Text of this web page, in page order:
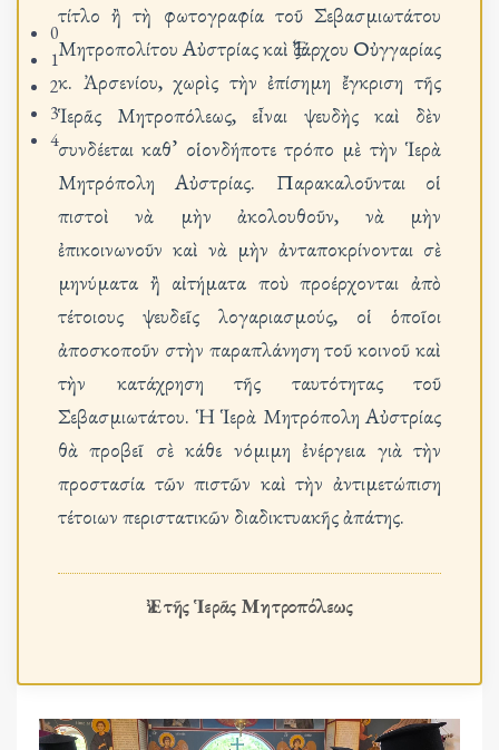
Ἑορτὴ τῆς Μεταμορφώσεως τοῦ Σωτῆρος στὴν Ἱερὰ Βασιλικὴ Μονὴ Μεταμορφώσεως τοῦ Σωτῆρος Μεγάλου Μετεώρου (2)
0
1
2
3
4
τίτλο ἢ τὴ φωτογραφία τοῦ Σεβασμιωτάτου
Μητροπολίτου Αὐστρίας καὶ Ἐξάρχου Οὐγγαρίας
κ. Ἀρσενίου, χωρὶς τὴν ἐπίσημη ἔγκριση τῆς
Ἱερᾶς Μητροπόλεως, εἶναι ψευδὴς καὶ δὲν
συνδέεται καθ’ οἱονδήποτε τρόπο μὲ τὴν Ἱερὰ
Μητρόπολη Αὐστρίας. Παρακαλοῦνται οἱ
πιστοὶ νὰ μὴν ἀκολουθοῦν, νὰ μὴν
ἐπικοινωνοῦν καὶ νὰ μὴν ἀνταποκρίνονται σὲ
μηνύματα ἢ αἰτήματα ποὺ προέρχονται ἀπὸ
τέτοιους ψευδεῖς λογαριασμούς, οἱ ὁποῖοι
ἀποσκοποῦν στὴν παραπλάνηση τοῦ κοινοῦ καὶ
τὴν κατάχρηση τῆς ταυτότητας τοῦ
Σεβασμιωτάτου. Ἡ Ἱερὰ Μητρόπολη Αὐστρίας
θὰ προβεῖ σὲ κάθε νόμιμη ἐνέργεια γιὰ τὴν
προστασία τῶν πιστῶν καὶ τὴν ἀντιμετώπιση
τέτοιων περιστατικῶν διαδικτυακῆς ἀπάτης.
Ἐκ τῆς Ἱερᾶς Μητροπόλεως